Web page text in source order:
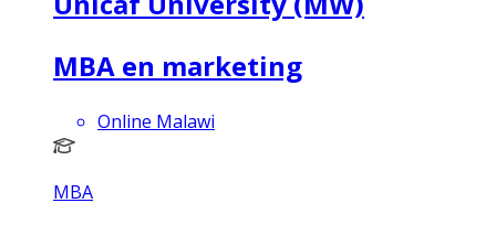
MBA en marketing
Online Malawi
MBA